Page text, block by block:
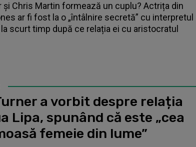
și Chris Martin formează un cuplu? Actrița din
ar fi fost la o „întâlnire secretă” cu interpretul
scurt timp după ce relația ei cu aristocratul
a vorbit despre relația
Lipa, spunând că este „cea
femeie din lume”